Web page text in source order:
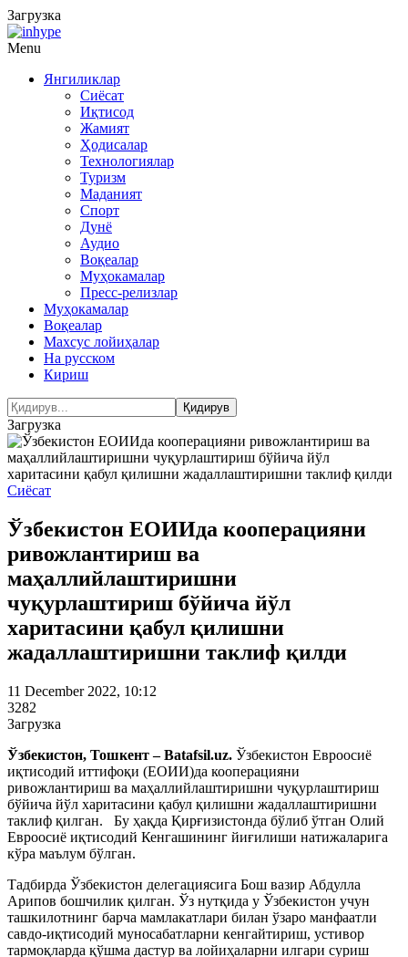
Загрузка
Menu
Янгиликлар
Сиёсат
Иқтисод
Жамият
Ҳодисалар
Технологиялар
Туризм
Маданият
Спорт
Дунё
Аудио
Воқеалар
Муҳокамалар
Пресс-релизлар
Муҳокамалар
Воқеалар
Махсус лойиҳалар
На русском
Кириш
Загрузка
Сиёсат
Ўзбекистон ЕОИИда кооперацияни
ривожлантириш ва
маҳаллийлаштиришни
чуқурлаштириш бўйича йўл
харитасини қабул қилишни
жадаллаштиришни таклиф қилди
11 December 2022, 10:12
3282
Загрузка
Ўзбекистон, Тошкент – Batafsil.uz. Ўзбекистон Евроосиё
иқтисодий иттифоқи (ЕОИИ)да кооперацияни
ривожлантириш ва маҳаллийлаштиришни чуқурлаштириш
бўйича йўл харитасини қабул қилишни жадаллаштиришни
таклиф қилган. Бу ҳақда Қирғизистонда бўлиб ўтган Олий
Евроосиё иқтисодий Кенгашининг йиғилиши натижаларига
кўра маълум бўлган.
Тадбирда Ўзбекистон делегациясига Бош вазир Абдулла
Арипов бошчилик қилган. Ўз нутқида у Ўзбекистон учун
ташкилотнинг барча мамлакатлари билан ўзаро манфаатли
савдо-иқтисодий муносабатларни кенгайтириш, устивор
тармоқларда қўшма дастур ва лойиҳаларни илгари суриш